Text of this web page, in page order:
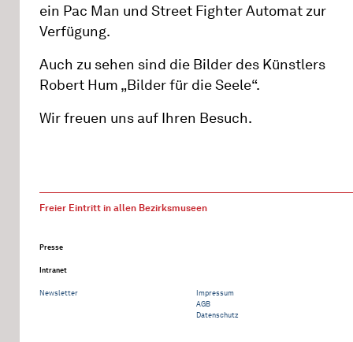
ein Pac Man und Street Fighter Automat zur
Verfügung.
Auch zu sehen sind die Bilder des Künstlers
Robert Hum „Bilder für die Seele“.
Wir freuen uns auf Ihren Besuch.
Freier Eintritt in allen Bezirksmuseen
Presse
Intranet
Newsletter
Impressum
AGB
Datenschutz